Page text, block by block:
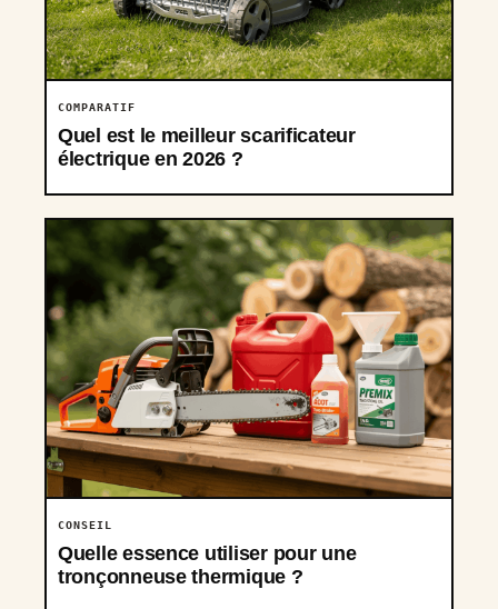
COMPARATIF
Quel est le meilleur scarificateur
électrique en 2026 ?
CONSEIL
Quelle essence utiliser pour une
tronçonneuse thermique ?